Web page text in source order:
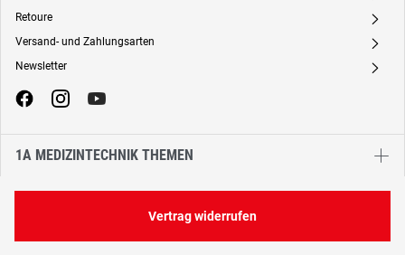
Retoure A
Versand- und Zahlungsarten A
Newsletter A
1A MEDIZINTECHNIK THEMEN
Vertrag widerrufen